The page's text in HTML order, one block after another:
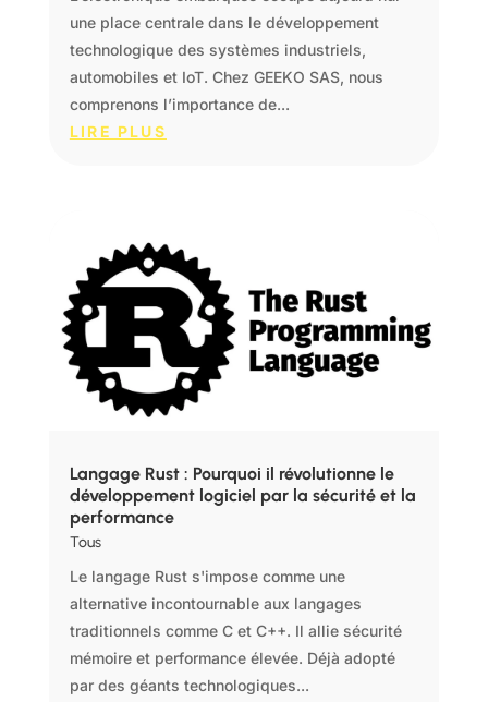
une place centrale dans le développement
technologique des systèmes industriels,
automobiles et IoT. Chez GEEKO SAS, nous
comprenons l’importance de...
LIRE PLUS
Langage Rust : Pourquoi il révolutionne le
développement logiciel par la sécurité et la
performance
Tous
Le langage Rust s'impose comme une
alternative incontournable aux langages
traditionnels comme C et C++. Il allie sécurité
mémoire et performance élevée. Déjà adopté
par des géants technologiques...